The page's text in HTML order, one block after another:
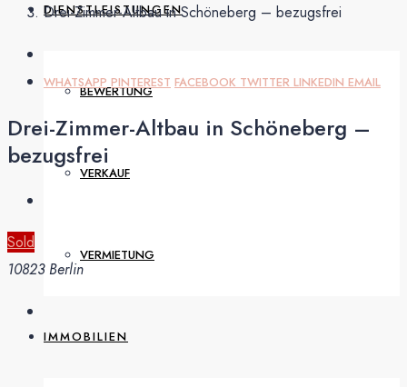
DIENSTLEISTUNGEN
BEWERTUNG
VERKAUF
VERMIETUNG
IMMOBILIEN
Drei-Zimmer-Altbau in Schöneberg – bezugsfrei
WHATSAPP PINTEREST FACEBOOK TWITTER LINKEDIN EMAIL
Drei-Zimmer-Altbau in Schöneberg –
bezugsfrei
Sold
10823 Berlin